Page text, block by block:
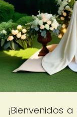
¡Bienvenidos a